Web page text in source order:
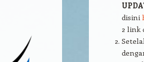
disini
2 link